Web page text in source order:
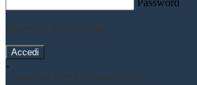
Password
Password dimenticata?
-
Entra con SPID
Entra con CIE